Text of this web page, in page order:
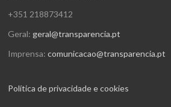
+351 218873412
Geral: geral@transparencia.pt
Imprensa:comunicacao@transparencia.pt
Política de privacidade e cookies